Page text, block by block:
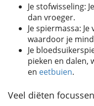
Je stofwisseling:
dan vroeger.
Je spiermassa:
waardoor je
Je
pieken en dalen,
en eetbuien.
Veel diëten